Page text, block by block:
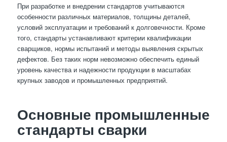
При разработке и внедрении стандартов учитываются
особенности различных материалов, толщины деталей,
условий эксплуатации и требований к долговечности. Кроме
того, стандарты устанавливают критерии квалификации
сварщиков, нормы испытаний и методы выявления скрытых
дефектов. Без таких норм невозможно обеспечить единый
уровень качества и надежности продукции в масштабах
крупных заводов и промышленных предприятий.
Основные промышленные
стандарты сварки